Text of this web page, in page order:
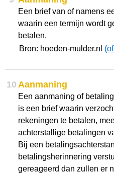
Een brief van of namens
waarin een termijn wordt
betalen.
Bron: hoeden-mulder.nl
10 Aanmaning
Een aanmaning of
is een brief waarin
rekeningen te betalen,
achterstallige betalingen
Bij een
betalingsherinnering
gereageerd dan zullen er